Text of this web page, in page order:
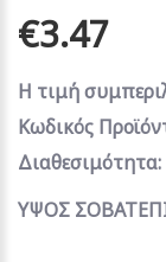
€3.47
Η τιμή
Κωδικός
Διαθεσιμότητα:
ΥΨΟΣ